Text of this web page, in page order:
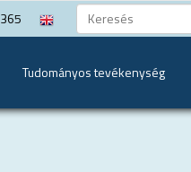
Tudományos tevékenység